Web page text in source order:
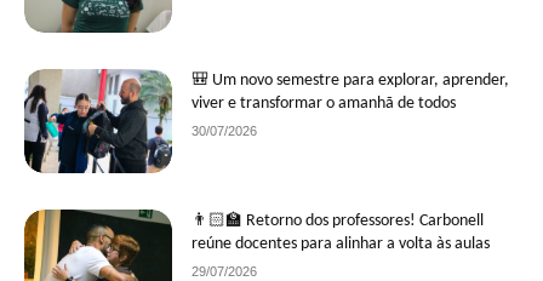
🎒 Um novo semestre para explorar, aprender,
viver e transformar o amanhã de todos
30/07/2026
👨🏻‍🏫 Retorno dos professores! Carbonell
reúne docentes para alinhar a volta às aulas
29/07/2026